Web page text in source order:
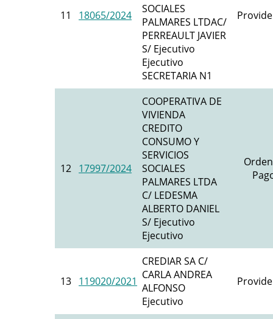
11 18065/2024
SOCIALES
PALMARES LTDAC/
PERREAULT JAVIER
S/ Ejecutivo
Ejecutivo
SECRETARIA N1
12 17997/2024
COOPERATIVA DE
VIVIENDA
CREDITO
CONSUMO Y
SERVICIOS
SOCIALES
PALMARES LTDA
C/ LEDESMA
ALBERTO DANIEL
S/ Ejecutivo
Ejecutivo
13 119020/2021
CREDIAR SA C/
CARLA ANDREA
ALFONSO
Ejecutivo